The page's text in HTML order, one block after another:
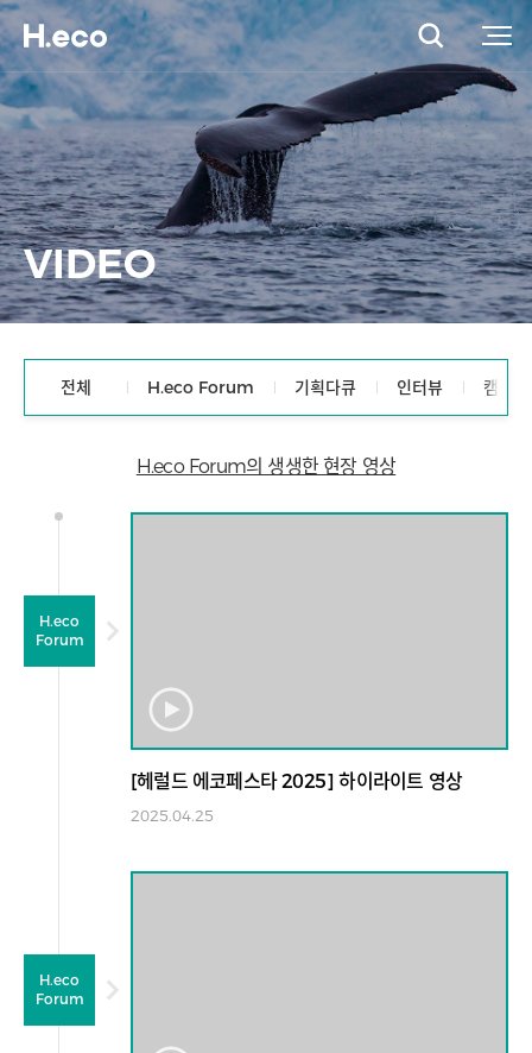
VIDEO
전체 H.eco Forum 기획다큐 인터뷰 캠페인
H.eco Forum의 생생한 현장 영상
H.eco
Forum
[헤럴드 에코페스타 2025] 하이라이트 영상
2025.04.25
H.eco
Forum